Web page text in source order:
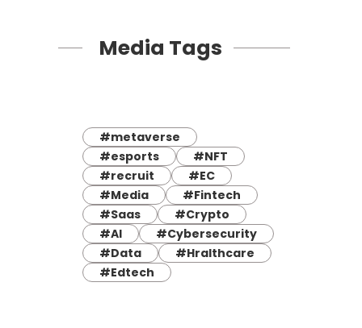
Media Tags
#metaverse
#esports
#NFT
#recruit
#EC
#Media
#Fintech
#Saas
#Crypto
#AI
#Cybersecurity
#Data
#Hralthcare
#Edtech